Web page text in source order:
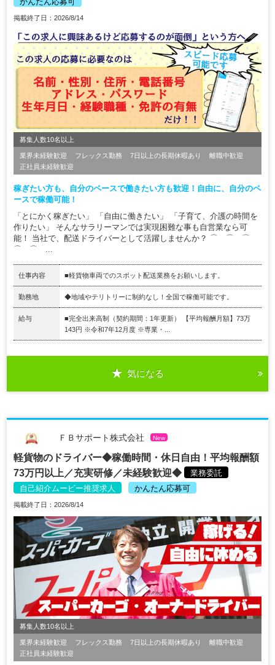
掲載終了日：2026/8/14
募集人数10名以上
業界未経験歓迎 フレックス勤務 7日以上の長期休暇あり
離職中歓迎
正社員未経験歓迎
稼ぎたい方も、自分のペースで働きたい方も歓迎！自由に、自分のペ
ースで稼働可能！
「とにかく稼ぎたい」 「自由に働きたい」 「子育て、介護の時間を
作りたい」 そんなサラリーマンでは実現困難な事も自営業なら可
能！ 当社で、配送ドライバーとして活躍しませんか？ ⌒ ⌒ ⌒
⌒ ⌒ ...
仕事内容 ■軽貨物車両でのスポット配送業務をお願いします。
勤務地 ◆地域やテリトリーに制約なし！全国で稼働可能です。
給与
■完全出来高制（契約期間：1年更新） 【平均報酬月額】73万
143円 ※令和7年12月度 ※専業・...
気になる
ＦＢサポート株式会社 New
軽貨物のドライバー◆稼働時間・休日自由！平均報酬額
73万円以上／充実研修／未経験歓迎◆
業務委託
自己紹介ムービー推奨求人
かんたん応募可
掲載終了日：2026/8/14
募集人数10名以上
業界未経験歓迎 フレックス勤務 7日以上の長期休暇あり
離職中歓迎
正社員未経験歓迎